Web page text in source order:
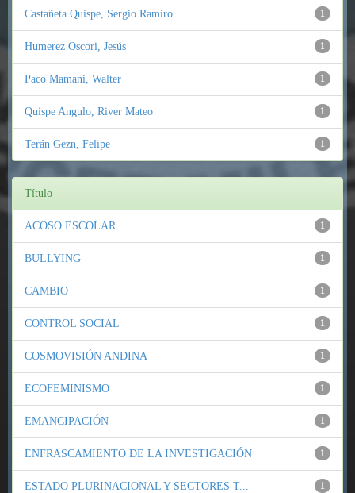
1
Castañeta Quispe, Sergio Ramiro
1
Humerez Oscori, Jesús
1
Paco Mamani, Walter
1
Quispe Angulo, River Mateo
1
Terán Gezn, Felipe
Título
1
ACOSO ESCOLAR
1
BULLYING
1
CAMBIO
1
CONTROL SOCIAL
1
COSMOVISIÓN ANDINA
1
ECOFEMINISMO
1
EMANCIPACIÓN
1
ENFRASCAMIENTO DE LA INVESTIGACIÓN
1
ESTADO PLURINACIONAL Y SECTORES T...